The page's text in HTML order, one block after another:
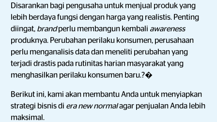
Disarankan bagi pengusaha untuk menjual produk yang
lebih berdaya fungsi dengan harga yang realistis. Penting
diingat, brandperlu membangun kembali awareness
produknya. Perubahan perilaku konsumen, perusahaan
perlu menganalisis data dan meneliti perubahan yang
terjadi drastis pada rutinitas harian masyarakat yang
menghasilkan perilaku konsumen baru.?�
Berikut ini, kami akan membantu Anda untuk menyiapkan
strategi bisnis di era new normalagar penjualan Anda lebih
maksimal.